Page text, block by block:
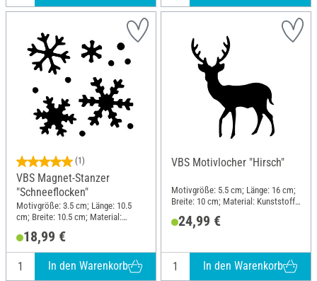
(1)
VBS Magnet-Stanzer
"Schneeflocken"
Motivgröße: 3.5 cm; Länge: 10.5
cm; Breite: 10.5 cm; Material:
18,99 €
In den Warenkorb
VBS Motivlocher "Hirsch"
Motivgröße: 5.5 cm; Länge: 16 cm;
Breite: 10 cm; Material: Kunststoff,
24,99 €
In den Warenkorb